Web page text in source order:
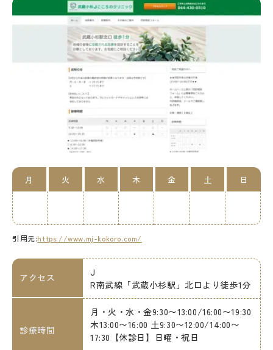
月 火 水 木 金 土 日
引用元:https://www.mj-kokoro.com/
アクセス
J
R南武線「武蔵小杉駅」北口より徒歩1分
診療時間
月・火・水・金9:30〜13:00/16:00〜19:30
木13:00〜16:00 土9:30〜12:00/14:00〜
17:30【休診日】日曜・祝日